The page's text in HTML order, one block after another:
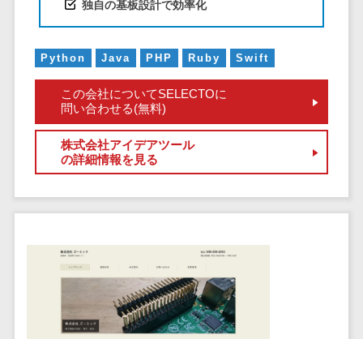
ワークフローシステム>
帳票作成サービス>
物流・流通向け
車両管理システム>
バース予約システム>
運送業務支援システム>
アルコールチェックアプリ>
イル共有）
ファイル転送
サービス
テム
ツール
バーチャルオ
フィスツール
ビジネスチャ
ット
独自の基板設計で効率化
Python Java PHP Ruby Swift
この会社についてSELECTOに
問い合わせる(無料)
株式会社アイデアツール
の詳細情報を見る